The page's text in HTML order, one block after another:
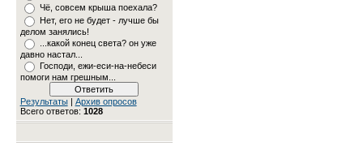
Чё, совсем крыша поехала?
Нет, его не будет - лучше бы
делом занялись!
...какой конец света? он уже
давно настал...
Господи, ежи-еси-на-небеси
помоги нам грешным...
Результаты| Архив опросов
Всего ответов: 1028